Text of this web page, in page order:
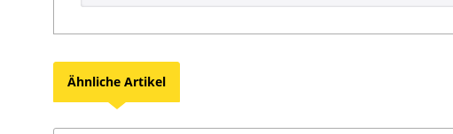
Ähnliche Artikel